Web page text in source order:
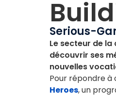
Serious-
Le secteur de
découvrir ses
nouvelles
Pour répondre
Heroes, un